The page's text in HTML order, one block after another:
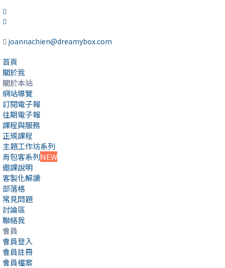
joannachien@dreamybox.com
首頁
關於我
關於本站
網站導覽
訂閱電子報
往期電子報
課程與服務
正規課程
主題工作坊系列
背包客系列NEW
邀課說明
客製化解讀
部落格
常見問題
討論區
聯絡我
會員
會員登入
會員註冊
會員檔案